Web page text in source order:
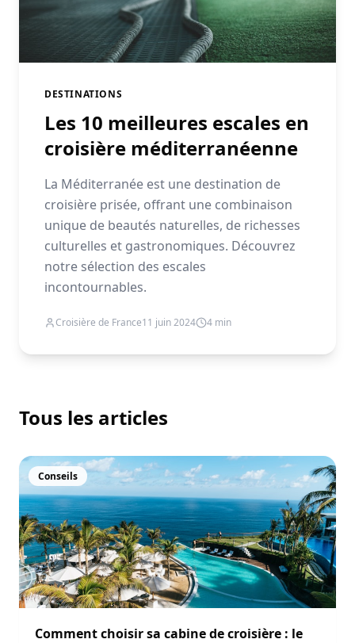
DESTINATIONS
Les 10 meilleures escales en
croisière méditerranéenne
La Méditerranée est une destination de
croisière prisée, offrant une combinaison
unique de beautés naturelles, de richesses
culturelles et gastronomiques. Découvrez
notre sélection des escales
incontournables.
Croisière de France11 juin 2024 4 min
Tous les articles
Conseils
Comment choisir sa cabine de croisière : le